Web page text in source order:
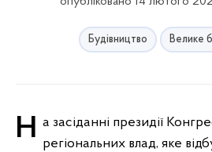
Будівництво Велике
На засіданні президії Конгресу місцевих та регіональних влад, яке